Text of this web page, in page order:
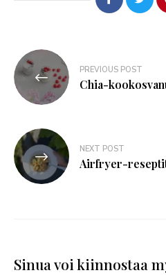
PREVIOUS POST
Chia-
NEXT POST
Airfryer-
Sinua voi kiinnostaa